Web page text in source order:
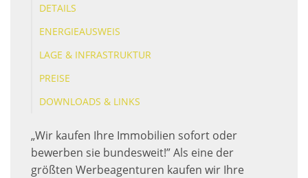
DETAILS
ENERGIEAUSWEIS
LAGE & INFRASTRUKTUR
PREISE
DOWNLOADS & LINKS
„Wir kaufen Ihre Immobilien sofort oder
bewerben sie bundesweit!” Als eine der
größten Werbeagenturen kaufen wir Ihre